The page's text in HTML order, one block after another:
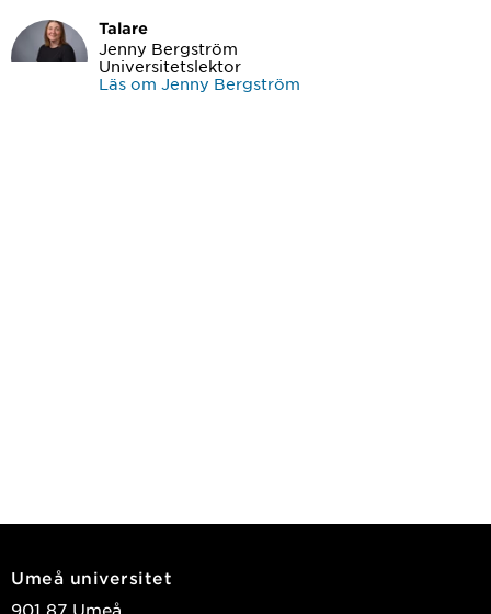
Talare
Jenny Bergström
Universitetslektor
Läs om Jenny Bergström
Umeå universitet
901 87 Umeå